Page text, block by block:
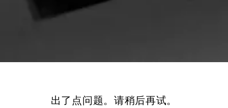
出了点问题。请稍后再试。